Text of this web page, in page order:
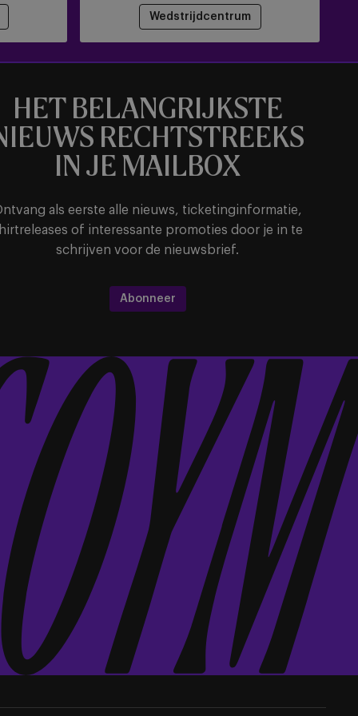
Wedstrijdcentrum
HET BELANGRIJKSTE
RECHTSTREEKS
IN JE MAILBOX
als eerste alle nieuws, ticketinginformatie,
of interessante promoties door je in te
schrijven voor de nieuwsbrief.
Abonneer